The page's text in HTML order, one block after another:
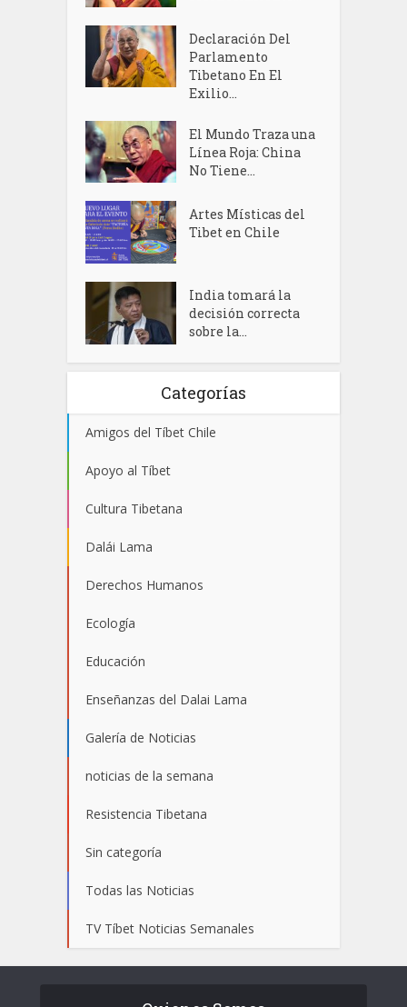
Declaración Del
Parlamento
Tibetano En El
Exilio...
El Mundo Traza una
Línea Roja: China
No Tiene...
Artes Místicas del
Tibet en Chile
India tomará la
decisión correcta
sobre la...
Categorías
Amigos del Tíbet Chile
Apoyo al Tíbet
Cultura Tibetana
Dalái Lama
Derechos Humanos
Ecología
Educación
Enseñanzas del Dalai Lama
Galería de Noticias
noticias de la semana
Resistencia Tibetana
Sin categoría
Todas las Noticias
TV Tíbet Noticias Semanales